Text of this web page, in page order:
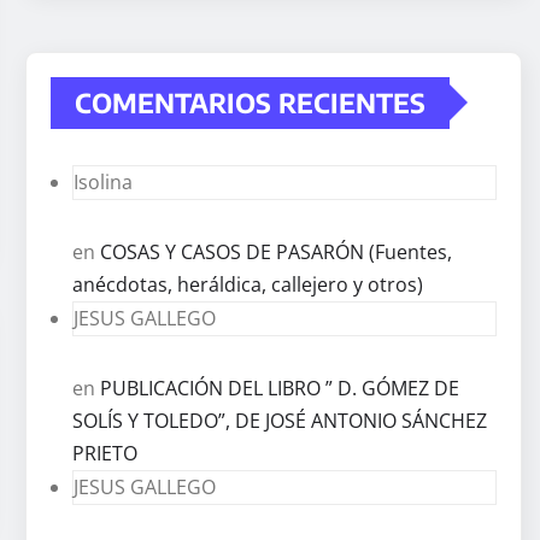
COMENTARIOS RECIENTES
Isolina
en COSAS Y CASOS DE PASARÓN (Fuentes,
anécdotas, heráldica, callejero y otros)
JESUS GALLEGO
en PUBLICACIÓN DEL LIBRO ” D. GÓMEZ DE
SOLÍS Y TOLEDO”, DE JOSÉ ANTONIO SÁNCHEZ
PRIETO
JESUS GALLEGO